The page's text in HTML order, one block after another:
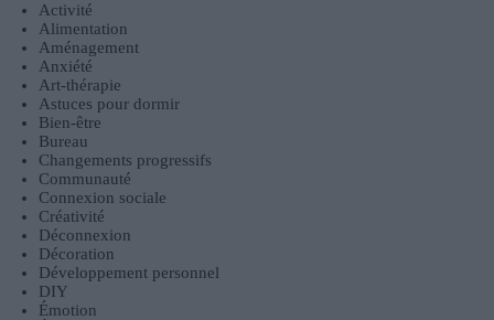
Activité
Alimentation
Aménagement
Anxiété
Art-thérapie
Astuces pour dormir
Bien-être
Bureau
Changements progressifs
Communauté
Connexion sociale
Créativité
Déconnexion
Décoration
Développement personnel
DIY
Émotion